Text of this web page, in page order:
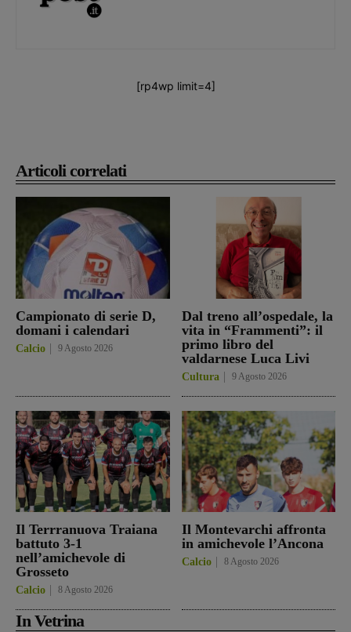
Articoli correlati
Campionato di serie D,
domani i calendari
Calcio 9 Agosto 2026
Dal treno all’ospedale, la
vita in “Frammenti”: il
primo libro del
valdarnese Luca Livi
Cultura 9 Agosto 2026
Il Terrranuova Traiana
battuto 3-1
nell’amichevole di
Grosseto
Calcio 8 Agosto 2026
Il Montevarchi affronta
in amichevole l’Ancona
Calcio 8 Agosto 2026
In Vetrina
[rp4wp limit=4]